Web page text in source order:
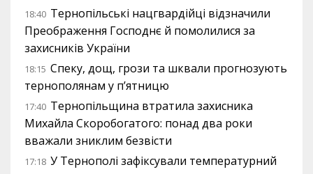
18:40 Тернопільські нацгвардійці відзначили
Преображення Господнє й помолилися за
захисників України
18:15 Спеку, дощ, грози та шквали прогнозують
тернополянам у п’ятницю
17:40 Тернопільщина втратила захисника
Михайла Скоробогатого: понад два роки
вважали зниклим безвісти
17:18 У Тернополі зафіксували температурний